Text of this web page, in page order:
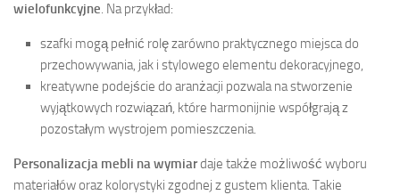
wielofunkcyjne. Na przykład:
szafki mogą pełnić rolę zarówno praktycznego miejsca do
przechowywania, jak i stylowego elementu dekoracyjnego,
kreatywne podejście do aranżacji pozwala na stworzenie
wyjątkowych rozwiązań, które harmonijnie współgrają z
pozostałym wystrojem pomieszczenia.
Personalizacja mebli na wymiardaje także możliwość wyboru
materiałów oraz kolorystyki zgodnej z gustem klienta. Takie